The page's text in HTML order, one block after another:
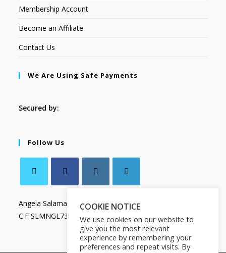
Membership Account
Become an Affiliate
Contact Us
We Are Using Safe Payments
Secured by:
Follow Us
Angela Salamanca
C.F SLMNGL73T41Z133X
COOKIE NOTICE
We use cookies on our website to
give you the most relevant
experience by remembering your
preferences and repeat visits. By